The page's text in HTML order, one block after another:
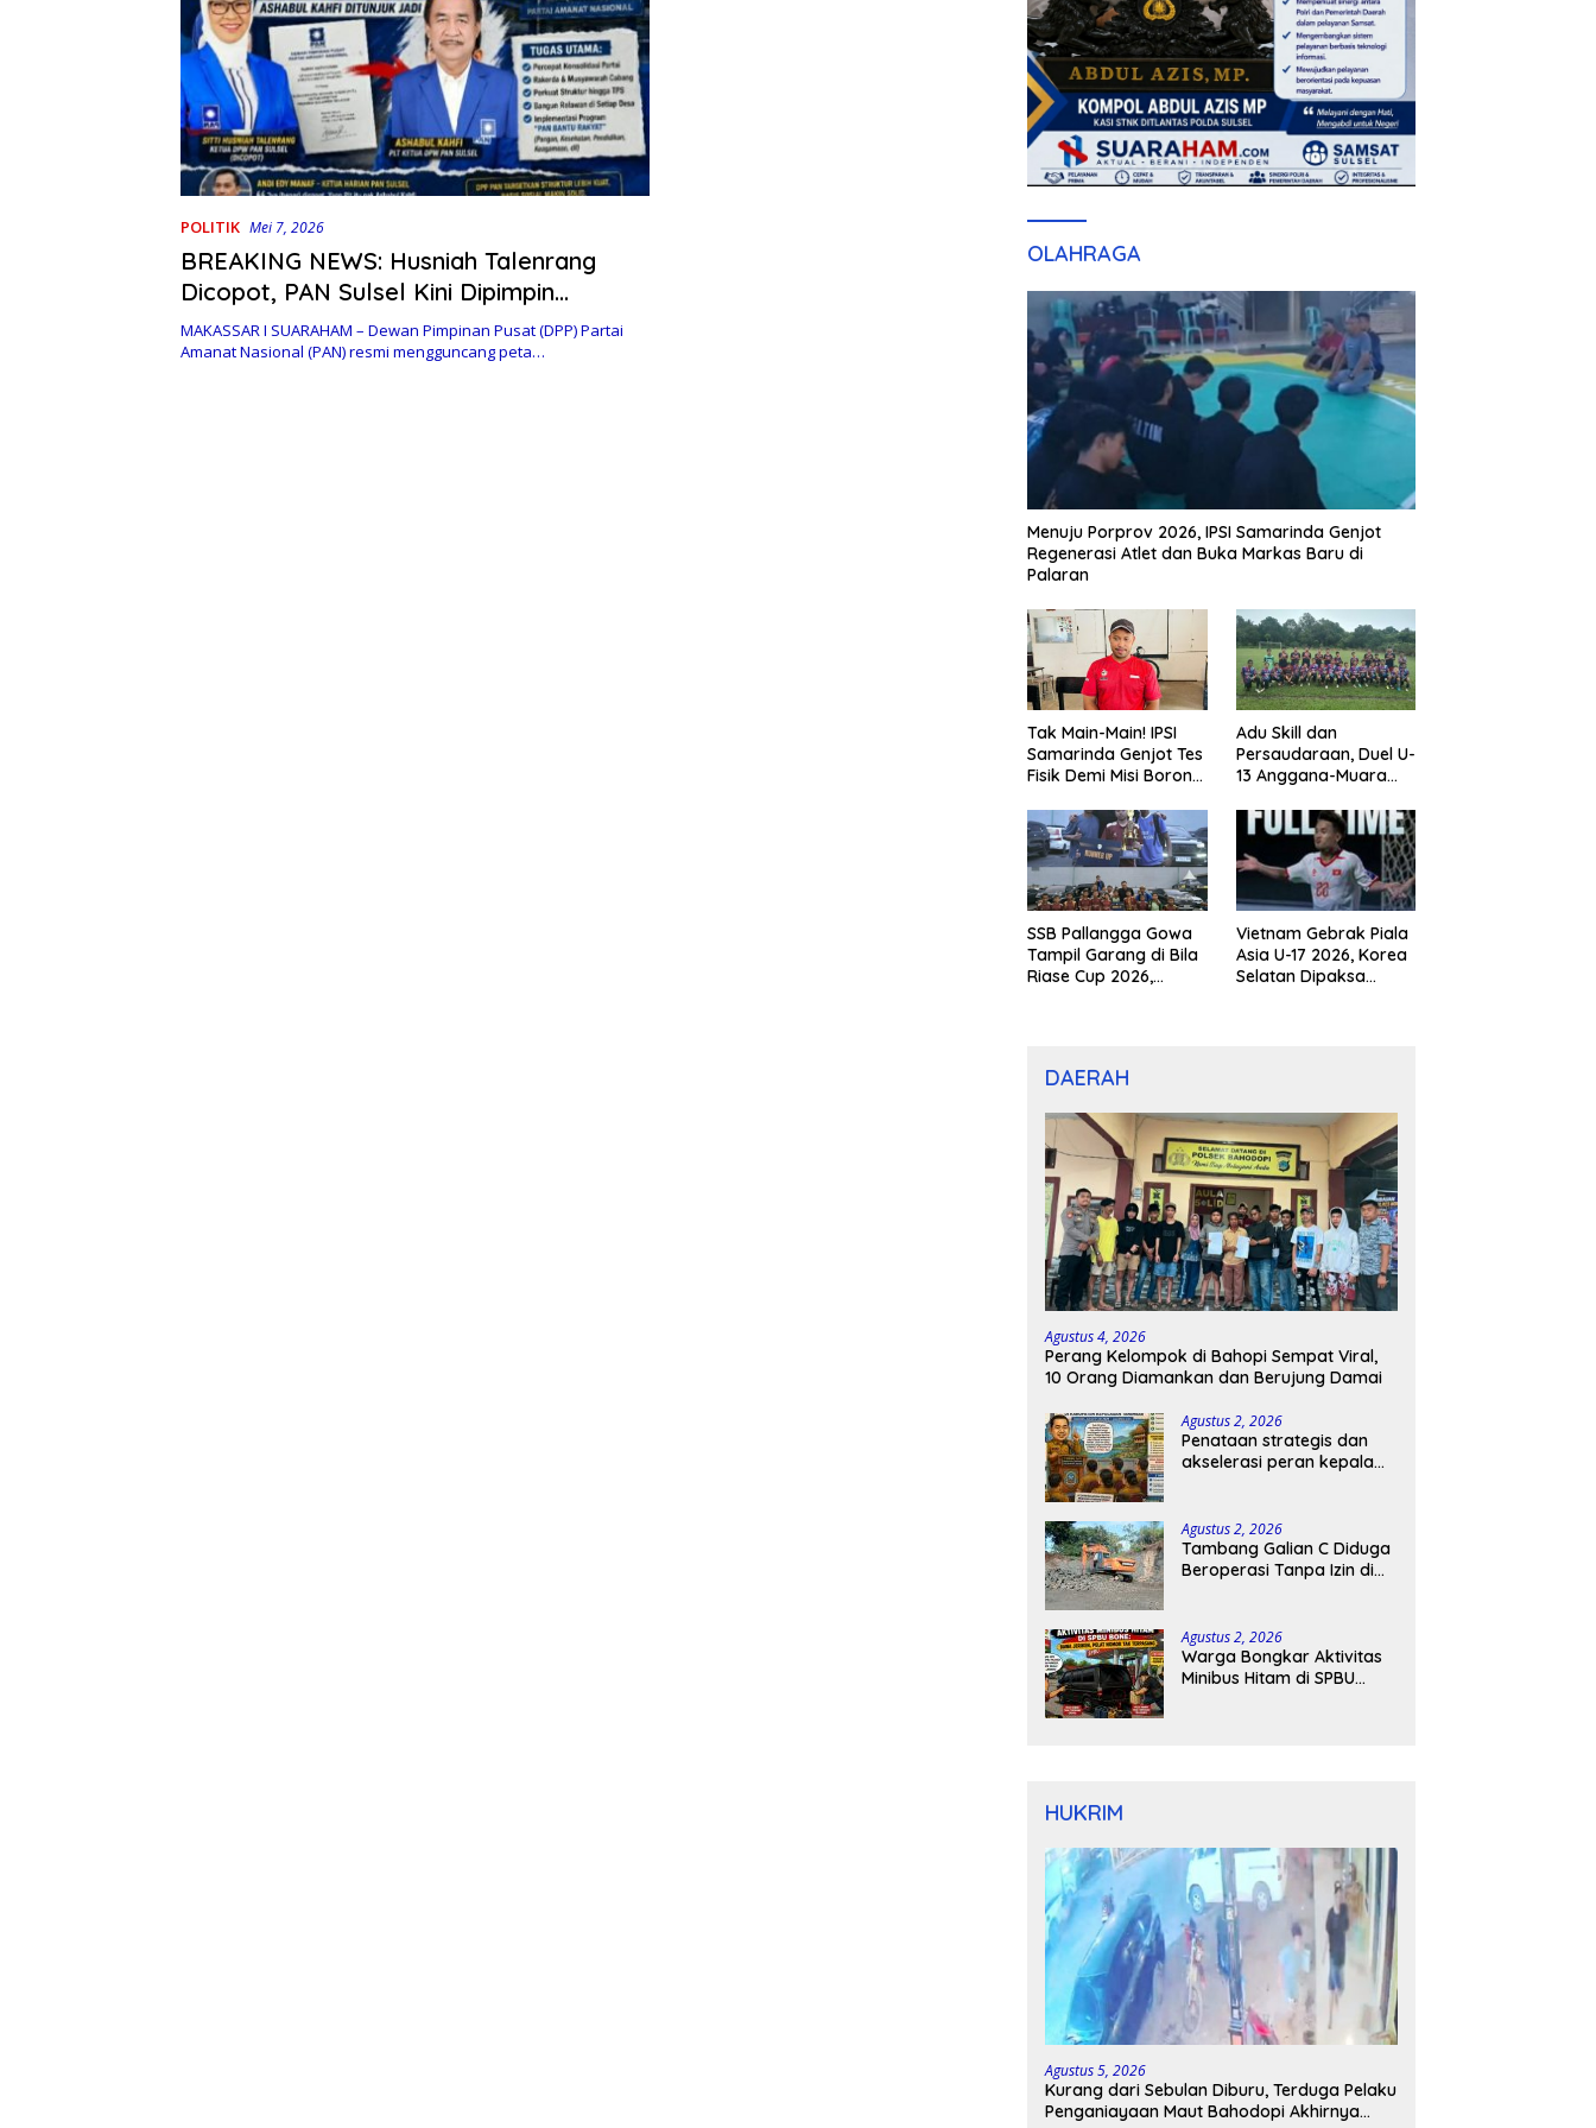
POLITIK Mei 7, 2026
BREAKING NEWS: Husniah Talenrang
Dicopot, PAN Sulsel Kini Dipimpin
Ashabul Kahfi
MAKASSAR I SUARAHAM – Dewan Pimpinan Pusat (DPP) Partai
Amanat Nasional (PAN) resmi mengguncang peta…
OLAHRAGA
Menuju Porprov 2026, IPSI Samarinda Genjot
Regenerasi Atlet dan Buka Markas Baru di
Palaran
Tak Main-Main! IPSI
Samarinda Genjot Tes
Fisik Demi Misi Borong
Kaltim 2026
Adu Skill dan
Persaudaraan, Duel U-
13 Anggana-Muara
Meriah
SSB Pallangga Gowa
Tampil Garang di Bila
Riase Cup 2026,
Vietnam Gebrak Piala
Asia U-17 2026, Korea
Selatan Dipaksa
DAERAH
Agustus 4, 2026
Perang Kelompok di Bahopi Sempat Viral,
10 Orang Diamankan dan Berujung Damai
Agustus 2, 2026
Penataan strategis dan
akselerasi peran kepala
Agustus 2, 2026
Tambang Galian C Diduga
Beroperasi Tanpa Izin di
Tangan
Agustus 2, 2026
Warga Bongkar Aktivitas
Minibus Hitam di SPBU
HUKRIM
Agustus 5, 2026
Kurang dari Sebulan Diburu, Terduga Pelaku
Penganiayaan Maut Bahodopi Akhirnya